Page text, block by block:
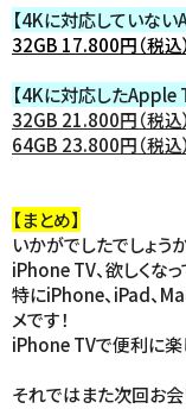
【4Kに対応していな
32GB 17.800円（税込）
【4Kに対応したApple
32GB 21.800円（税込）
64GB 23.800円（税込）
【まとめ】
いかがでしたでしょうか
iPhone TV、欲しくなっ
特にiPhone、iPad、
メです！
iPhone TVで便利に楽
それではまた次回お